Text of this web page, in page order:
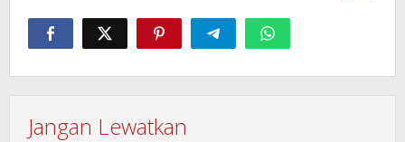
Jangan Lewatkan